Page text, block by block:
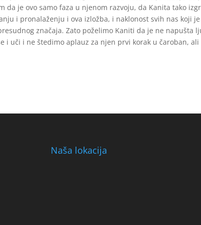
da je ovo samo faza u njenom razvoju, da Kanita tako
i pronalaženju i ova izložba, i naklonost svih nas koji
značaja. Zato poželimo Kaniti da je ne napušta
i uči i ne štedimo aplauz za njen prvi korak u čaroban,
Naša lokacija